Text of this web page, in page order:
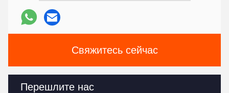
Свяжитесь сейчас
Перешлите нас